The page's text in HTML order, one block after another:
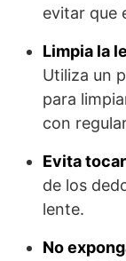
evitar que
Limpia la
Utiliza un
para
con
Evita
de los
lente.
No